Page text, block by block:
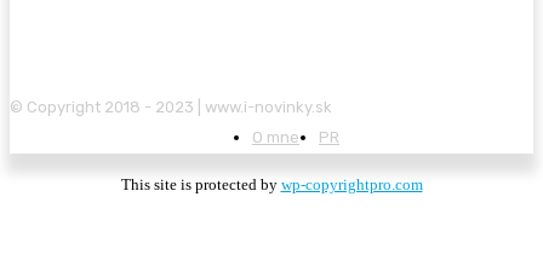
© Copyright 2018 - 2023 | www.i-novinky.sk
O mne
PR
This site is protected by wp-copyrightpro.com